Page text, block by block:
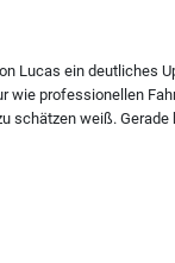
Lucas ein deutliches
wie professionellen
schätzen weiß.